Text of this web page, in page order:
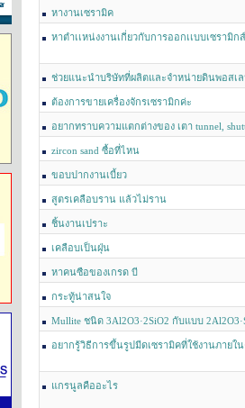
หางานเซรามิค
หาตำเเหน่งงานเกี่ยวกับการออกเเบบเซรามิก
ช่วยแนะนำบริษัทที่ผลิตและจำหน่ายดินพอสเ
ต้องการขายเครื่องจักรเซรามิกค่ะ
อยากทราบความแตกต่างของ เตา tunnel,
zircon sand ซื้อที่ไหน
ขอบปากงานเบี้ยว
สูตรเคลือบราน แล้วไม่ราน
ชิ้นงานเปราะ
เคลือบเป็นฝุ่น
หาคนซือของเกรด บี
กระทู้น่าสนใจ
Mullite ชนิด 3Al2O3·2SiO2 กับแบบ
อย่างไรคะ
อยากรู้วิธีการขึ้นรูปมีดเซรามิคที่ใช้งานภายใ
แกรนูลคืออะไร